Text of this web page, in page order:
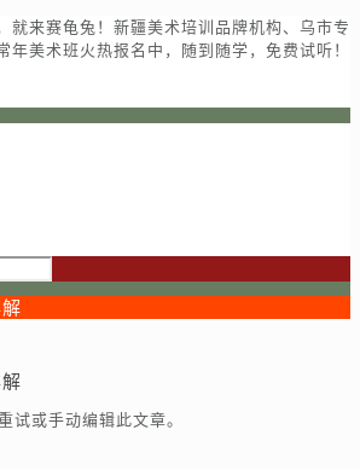
就来赛龟兔！新疆美术培训品牌机构、乌市专
年美术班火热报名中，随到随学，免费试听！
试或手动编辑此文章。